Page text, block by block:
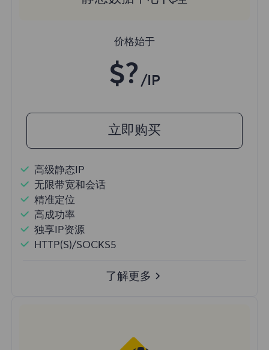
价格始于
$? /IP
立即购买
高级静态IP
无限带宽和会话
精准定位
高成功率
独享IP资源
HTTP(S)/SOCKS5
了解更多